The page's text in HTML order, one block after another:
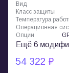
Вид
Класс защиты
Температура
Операционная
Опции
Ещё 6
54 322 ₽